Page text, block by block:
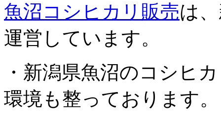
魚沼コシヒカリ販売は
運営しています。
・新潟県魚沼のコシヒ
環境も整っております。